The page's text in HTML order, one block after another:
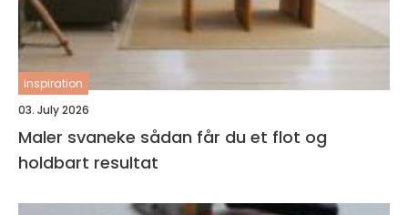
inspiration
03. July 2026
Maler svaneke sådan får du et flot og
holdbart resultat